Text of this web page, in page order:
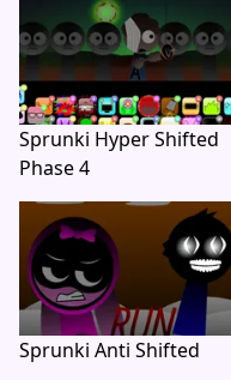
Sprunki Hyper Shifted
Phase 4
Sprunki Anti Shifted